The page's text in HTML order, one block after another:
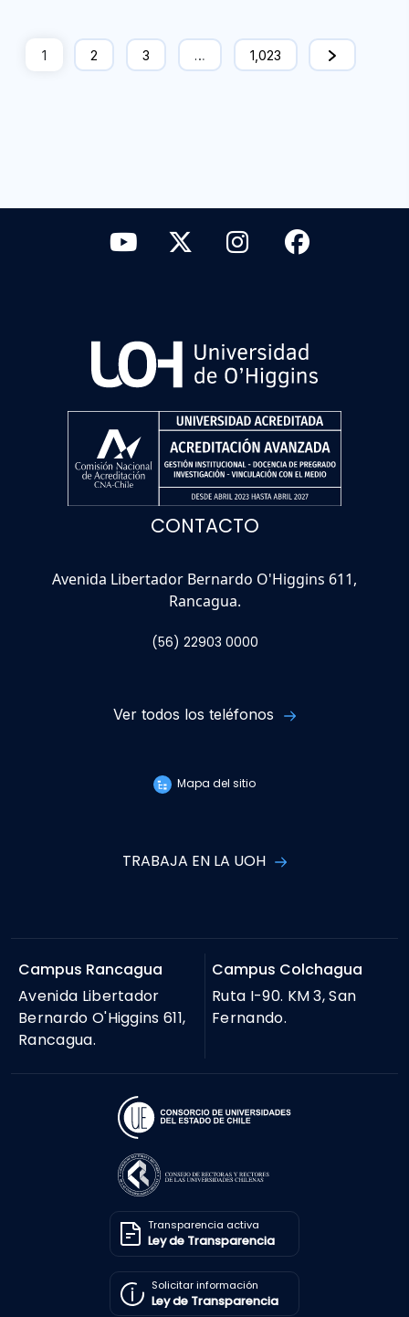
1 2 3 … 1,023
CONTACTO
Avenida Libertador Bernardo O'Higgins 611,
Rancagua.
(56) 22903 0000
Ver todos los teléfonos
Mapa del sitio
TRABAJA EN LA UOH
Campus Rancagua
Avenida Libertador
Bernardo O'Higgins 611,
Rancagua.
Campus Colchagua
Ruta I-90. KM 3, San
Fernando.
Transparencia activa
Ley de Transparencia
Solicitar información
Ley de Transparencia